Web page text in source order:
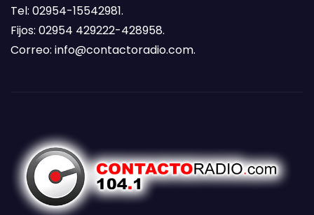
Tel: 02954-15542981.
Fijos: 02954 429222-428958.
Correo: info@contactoradio.com.